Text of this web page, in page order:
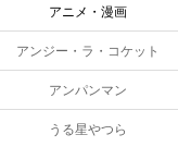
アニメ・漫画
アンジー・ラ・コケット
アンパンマン
うる星やつら